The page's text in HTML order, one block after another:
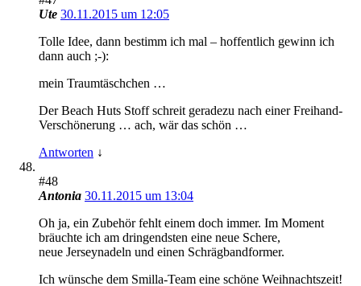
Ute 30.11.2015 um 12:05
Tolle Idee, dann bestimm ich mal – hoffentlich gewinn ich
dann auch ;-):
mein Traumtäschchen …
Der Beach Huts Stoff schreit geradezu nach einer Freihand-
Verschönerung … ach, wär das schön …
Antworten ↓
#48
Antonia 30.11.2015 um 13:04
Oh ja, ein Zubehör fehlt einem doch immer. Im Moment
bräuchte ich am dringendsten eine neue Schere,
neue Jerseynadeln und einen Schrägbandformer.
Ich wünsche dem Smilla-Team eine schöne Weihnachtszeit!